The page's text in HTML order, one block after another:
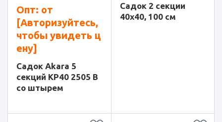
Опт: от
[Авторизуйтесь,
чтобы увидеть ц
ену]
Садок Akara 5
секций KP40 2505 B
со штырем
Садок 2 секции
40x40, 100 см